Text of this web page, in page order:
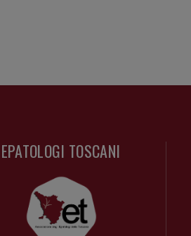
EPATOLOGI TOSCANI